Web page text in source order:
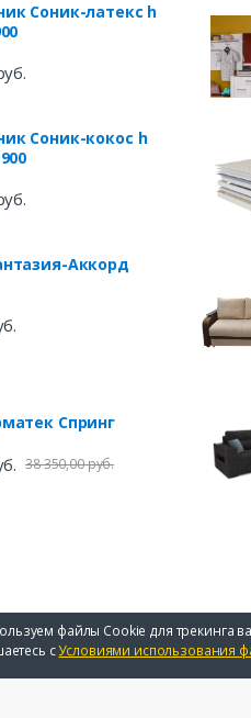
Соник-латекс h
Соник-кокос h
Аккорд
Спринг
38 350,00 руб.
файлы Cookie для трекинга
сУсловиями использования